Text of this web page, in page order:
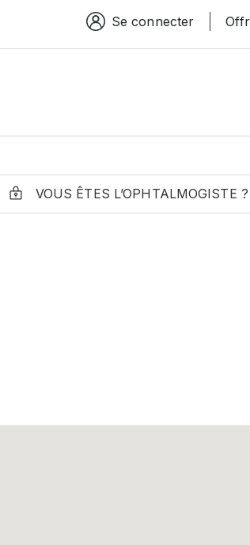
Espace connexion
Se connecter
VOUS ÊTES L’OPHTALMOGISTE ?